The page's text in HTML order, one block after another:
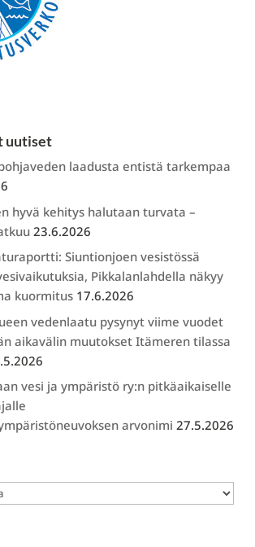
uutiset
laadusta entistä tarkempaa
hyvä kehitys halutaan turvata –
23.6.2026
Siuntionjoen vesistössä
Pikkalanlahdella näkyy
kuormitus 17.6.2026
vedenlaatu pysynyt viime vuodet
aikavälin muutokset Itämeren tilassa
vesi ja ympäristö ry:n pitkäaikaiselle
arvonimi 27.5.2026